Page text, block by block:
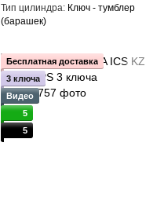
Тип цилиндра Ключ - тумблер
(барашек)
Бесплатная доставка
3 ключа
Видео
5
5